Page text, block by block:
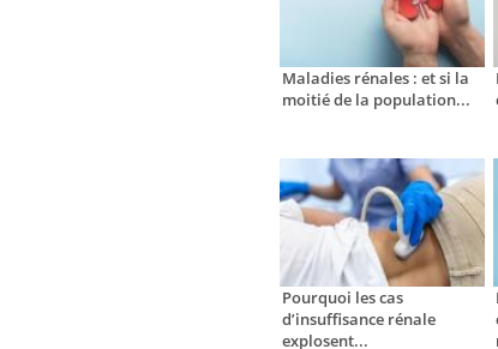
Maladies rénales : et si la
moitié de la population...
Pourquoi les cas
d’insuffisance rénale
explosent...